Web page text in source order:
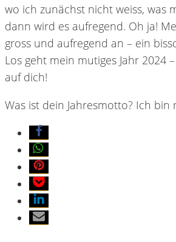
wo ich zunächst nicht weiss, was
dann wird es aufregend. Oh ja!
gross und aufregend an – ein
Los geht mein mutiges Jahr 2024
auf dich!
Was ist dein Jahresmotto? Ich bin